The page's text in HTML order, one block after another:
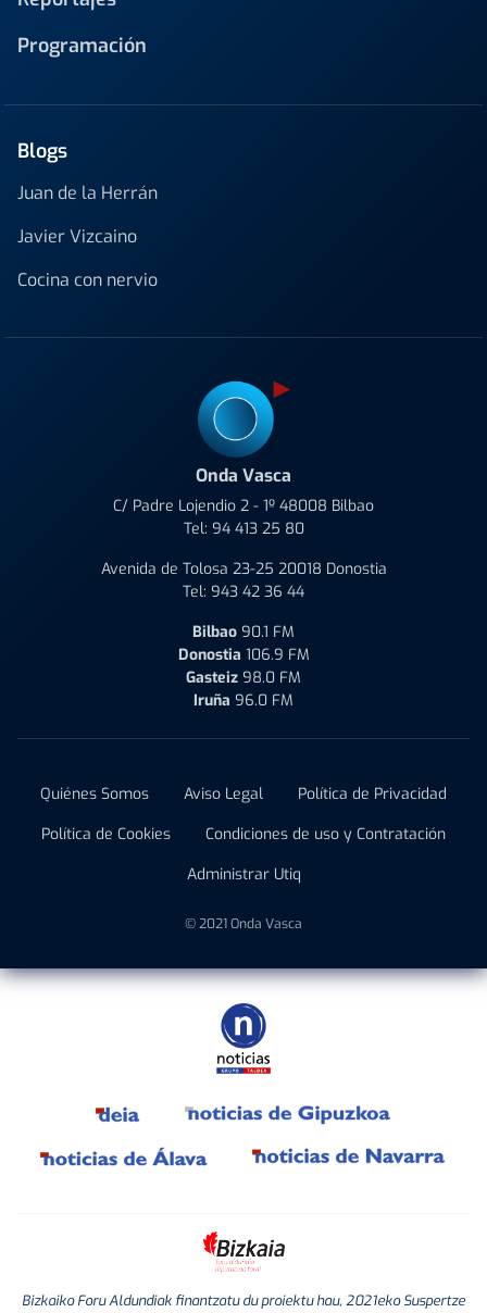
Programación
Blogs
Juan de la Herrán
Javier Vizcaino
Cocina con nervio
Onda Vasca
C/ Padre Lojendio 2 - 1º 48008 Bilbao
Tel: 94 413 25 80
Avenida de Tolosa 23-25 20018 Donostia
Tel: 943 42 36 44
Bilbao 90.1 FM
Donostia 106.9 FM
Gasteiz 98.0 FM
Iruña 96.0 FM
Quiénes Somos Aviso Legal
Política de Privacidad
Política de Cookies
Condiciones de uso y Contratación
Administrar Utiq
© 2021 Onda Vasca
Bizkaiko Foru Aldundiak finantzatu du proiektu hau, 2021eko Suspertze